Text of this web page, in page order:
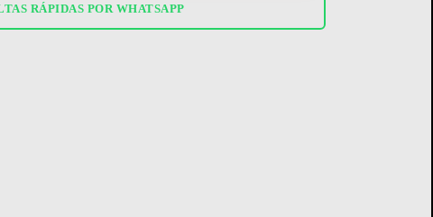
RÁPIDAS POR WHATSAPP